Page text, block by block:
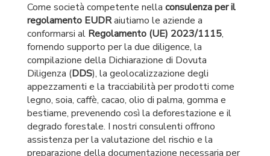
Come società competente nella consulenza per il
regolamento EUDRaiutiamo le aziende a
conformarsi al Regolamento (UE) 2023/1115,
fornendo supporto per la due diligence, la
compilazione della Dichiarazione di Dovuta
Diligenza (DDS), la geolocalizzazione degli
appezzamenti e la tracciabilità per prodotti come
legno, soia, caffè, cacao, olio di palma, gomma e
bestiame, prevenendo così la deforestazione e il
degrado forestale. I nostri consulenti offrono
assistenza per la valutazione del rischio e la
preparazione della documentazione necessaria per